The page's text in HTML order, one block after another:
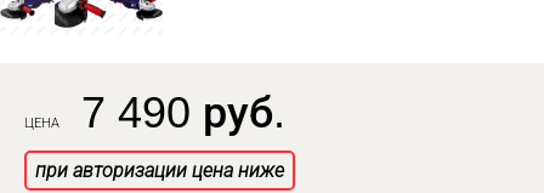
ЦЕНА 7 490 руб.
при авторизации цена ниже